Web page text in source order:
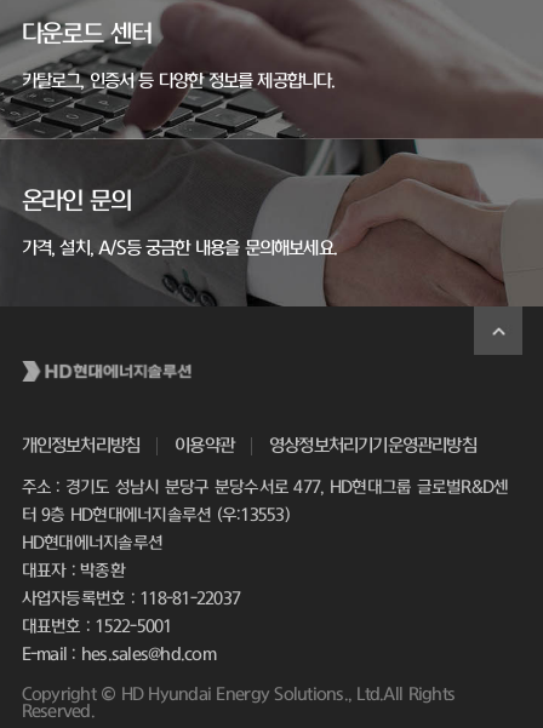
다운로드 센터
카탈로그, 인증서 등 다양한 정보를 제공합니다.
온라인 문의
가격, 설치, A/S등 궁금한 내용을 문의해보세요.
개인정보처리방침 이용약관 영상정보처리기기운영관리방침
주소 : 경기도 성남시 분당구 분당수서로 477, HD현대그룹 글로벌R&D센
터 9층 HD현대에너지솔루션 (우:13553)
HD현대에너지솔루션
대표자 : 박종환
사업자등록번호 : 118-81-22037
대표번호 : 1522-5001
E-mail : hes.sales@hd.com
Copyright © HD Hyundai Energy Solutions., Ltd.All Rights
Reserved.